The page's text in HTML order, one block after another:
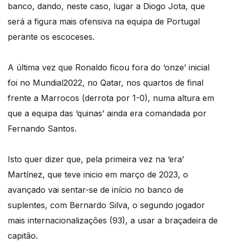
banco, dando, neste caso, lugar a Diogo Jota, que
será a figura mais ofensiva na equipa de Portugal
perante os escoceses.
A última vez que Ronaldo ficou fora do ‘onze’ inicial
foi no Mundial2022, no Qatar, nos quartos de final
frente a Marrocos (derrota por 1-0), numa altura em
que a equipa das ‘quinas’ ainda era comandada por
Fernando Santos.
Isto quer dizer que, pela primeira vez na ‘era’
Martínez, que teve inicio em março de 2023, o
avançado vai sentar-se de início no banco de
suplentes, com Bernardo Silva, o segundo jogador
mais internacionalizações (93), a usar a braçadeira de
capitão.